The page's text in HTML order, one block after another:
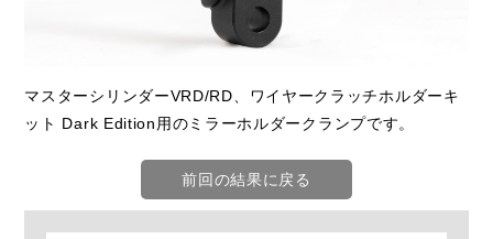
マスターシリンダーVRD/RD、ワイヤークラッチホルダーキ
ット Dark Edition用のミラーホルダークランプです。
前回の結果に戻る